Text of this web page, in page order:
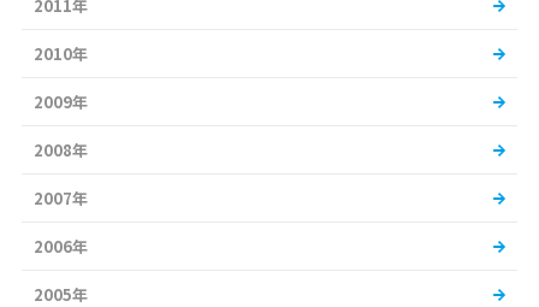
2011年
2010年
2009年
2008年
2007年
2006年
2005年